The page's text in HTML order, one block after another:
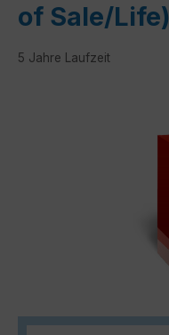
of Sale/Life)
5 Jahre Laufzeit